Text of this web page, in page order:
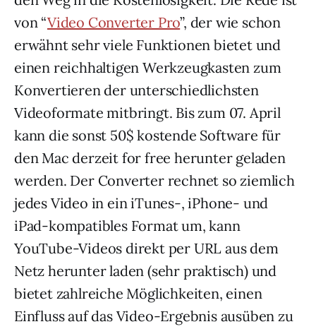
von “Video Converter Pro”, der wie schon
erwähnt sehr viele Funktionen bietet und
einen reichhaltigen Werkzeugkasten zum
Konvertieren der unterschiedlichsten
Videoformate mitbringt. Bis zum 07. April
kann die sonst 50$ kostende Software für
den Mac derzeit for free herunter geladen
werden. Der Converter rechnet so ziemlich
jedes Video in ein iTunes-, iPhone- und
iPad-kompatibles Format um, kann
YouTube-Videos direkt per URL aus dem
Netz herunter laden (sehr praktisch) und
bietet zahlreiche Möglichkeiten, einen
Einfluss auf das Video-Ergebnis ausüben zu